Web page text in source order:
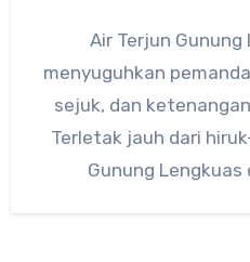
Air Terjun Gunung
menyuguhkan
sejuk, dan
Terletak jauh dari
Gunung Lengkuas